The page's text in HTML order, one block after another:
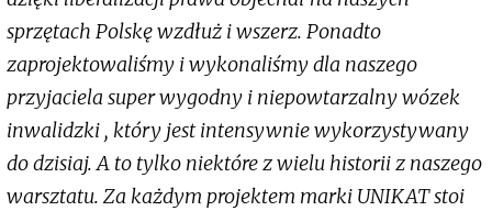
sprzętach Polskę wzdłuż i wszerz. Ponadto
zaprojektowaliśmy i wykonaliśmy dla naszego
przyjaciela super wygodny i niepowtarzalny wózek
inwalidzki , który jest intensywnie wykorzystywany
do dzisiaj. A to tylko niektóre z wielu historii z naszego
warsztatu. Za każdym projektem marki UNIKAT stoi